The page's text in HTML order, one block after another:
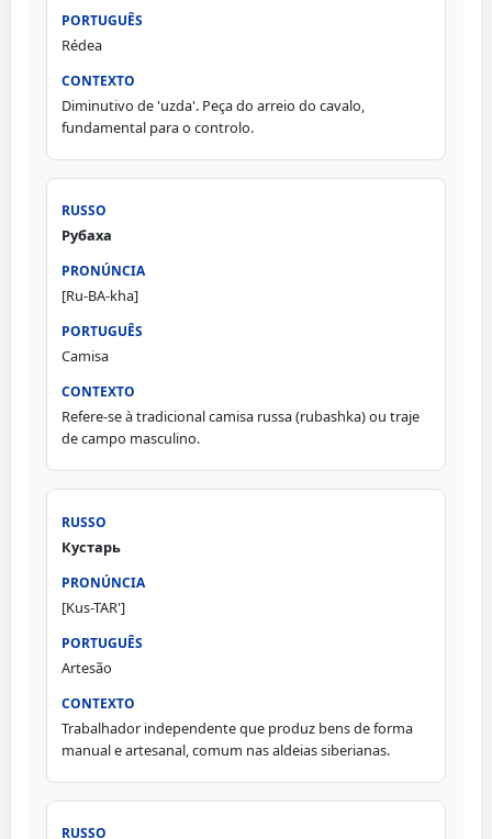
Rédea
Diminutivo de 'uzda'. Peça do arreio do cavalo,
fundamental para o controlo.
Рубаха
[Ru-BA-kha]
Camisa
Refere-se à tradicional camisa russa (rubashka) ou traje
de campo masculino.
Кустарь
[Kus-TAR']
Artesão
Trabalhador independente que produz bens de forma
manual e artesanal, comum nas aldeias siberianas.